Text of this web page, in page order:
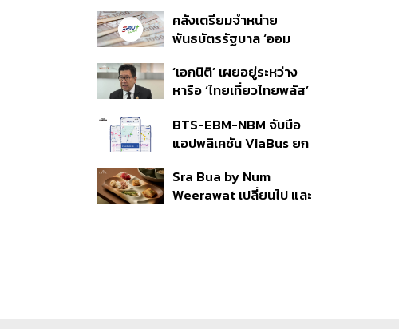
สิน’ สิริอายุ 103 ปี แกนนำ
เพื่อไทย-บุคคลหลาก
คลังเตรียมจำหน่าย
พันธบัตรรัฐบาล ‘ออม
ก.ย.นี้ อาจเพิ่มสัดส่วนการ
ขายแบบ Small Lot First
‘เอกนิติ’ เผยอยู่ระหว่าง
หารือ ‘ไทยเที่ยวไทยพลัส’
แสนล้าน มั่นใจงบต่อ ‘ไทย
ช่วยไทย พลัส’ เฟส 2 มี
BTS-EBM-NBM จับมือ
แอปพลิเคชัน ViaBus ยก
รถไฟฟ้า 3 สายแบบเรียล
ไทม์
Sra Bua by Num
Weerawat เปลี่ยนไป และ